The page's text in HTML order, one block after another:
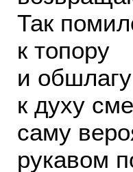
Так
к топору
и
к духу
саму
рукавом